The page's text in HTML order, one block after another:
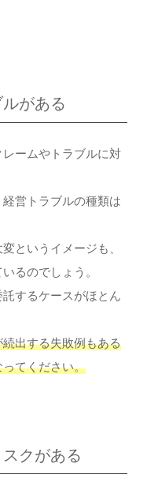
がある
ームやトラブルに対
営トラブルの種類は
というイメージも、
るのでしょう。
するケースがほとん
出する失敗例もある
てください。
クがある